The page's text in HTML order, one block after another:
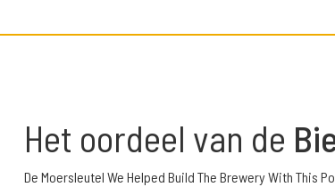
Het oordeel van de
De Moersleutel We Helped Build The Brewery With This